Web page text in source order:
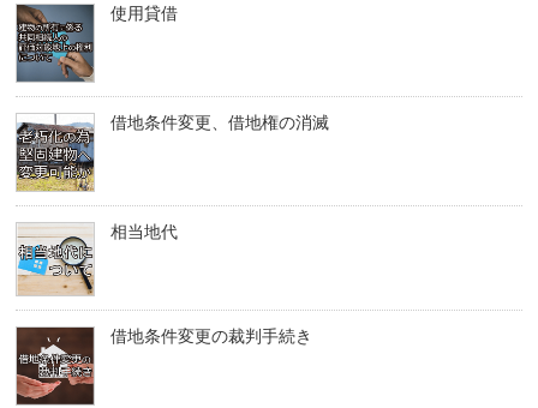
使用貸借
借地条件変更、借地権の消滅
相当地代
借地条件変更の裁判手続き